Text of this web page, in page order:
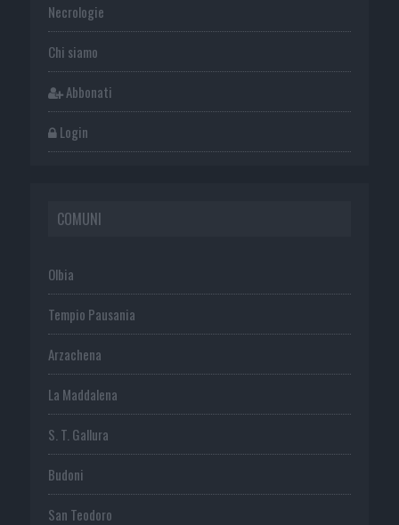
Necrologie
Chi siamo
Abbonati
Login
COMUNI
Olbia
Tempio Pausania
Arzachena
La Maddalena
S. T. Gallura
Budoni
San Teodoro